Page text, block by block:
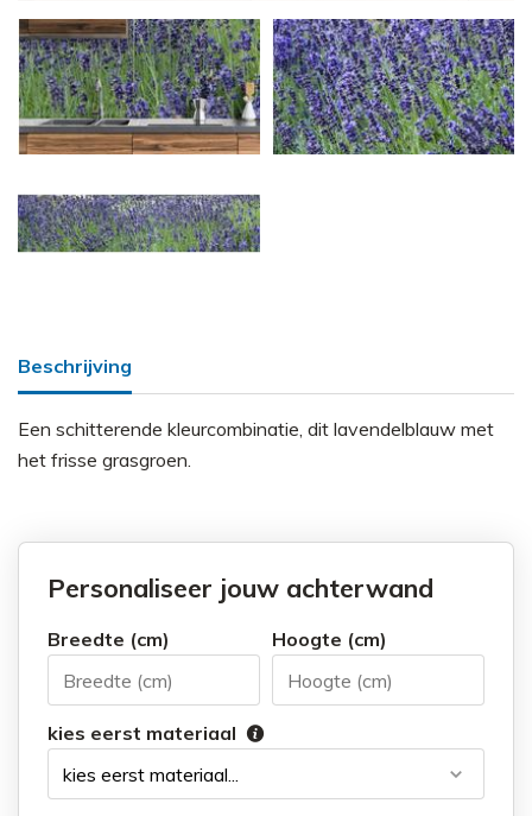
Beschrijving
Een schitterende kleurcombinatie, dit lavendelblauw met
het frisse grasgroen.
Personaliseer jouw achterwand
Breedte (cm) Hoogte (cm)
kies eerst materiaal